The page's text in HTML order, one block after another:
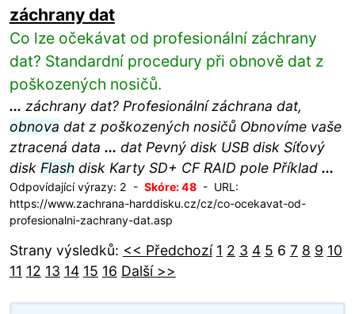
záchrany dat
Co lze očekávat od profesionální záchrany
dat? Standardní procedury při obnově dat z
poškozených nosičů.
... záchrany dat? Profesionální záchrana dat,
obnova dat z poškozených nosičů Obnovíme vaše
ztracená data ... dat Pevný disk USB disk Síťový
disk Flashdisk Karty SD+ CF RAID pole Příklad ...
Odpovídající výrazy: 2 - Skóre: 48- URL:
https://www.zachrana-harddisku.cz/cz/co-ocekavat-od-
profesionalni-zachrany-dat.asp
Strany výsledků: << Předchozí 1 2 3 4 5 6 7 8 9 10
11 12 13 14 15 16 Další >>